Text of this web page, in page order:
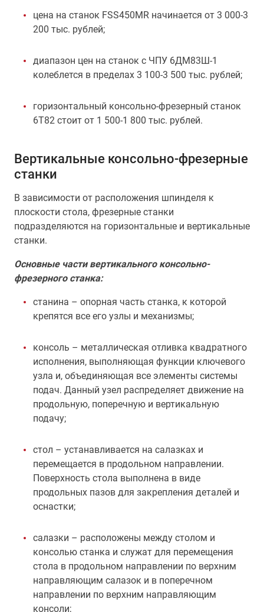
цена на станок FSS450MR начинается от 3 000-3
200 тыс. рублей;
диапазон цен на станок с ЧПУ 6ДМ83Ш-1
колеблется в пределах 3 100-3 500 тыс. рублей;
горизонтальный консольно-фрезерный станок
6Т82 стоит от 1 500-1 800 тыс. рублей.
Вертикальные консольно-фрезерные
станки
В зависимости от расположения шпинделя к
плоскости стола, фрезерные станки
подразделяются на горизонтальные и вертикальные
станки.
Основные части вертикального консольно-
фрезерного станка:
станина – опорная часть станка, к которой
крепятся все его узлы и механизмы;
консоль – металлическая отливка квадратного
исполнения, выполняющая функции ключевого
узла и, объединяющая все элементы системы
подач. Данный узел распределяет движение на
продольную, поперечную и вертикальную
подачу;
стол – устанавливается на салазках и
перемещается в продольном направлении.
Поверхность стола выполнена в виде
продольных пазов для закрепления деталей и
оснастки;
салазки – расположены между столом и
консолью станка и служат для перемещения
стола в продольном направлении по верхним
направляющим салазок и в поперечном
направлении по верхним направляющим
консоли;